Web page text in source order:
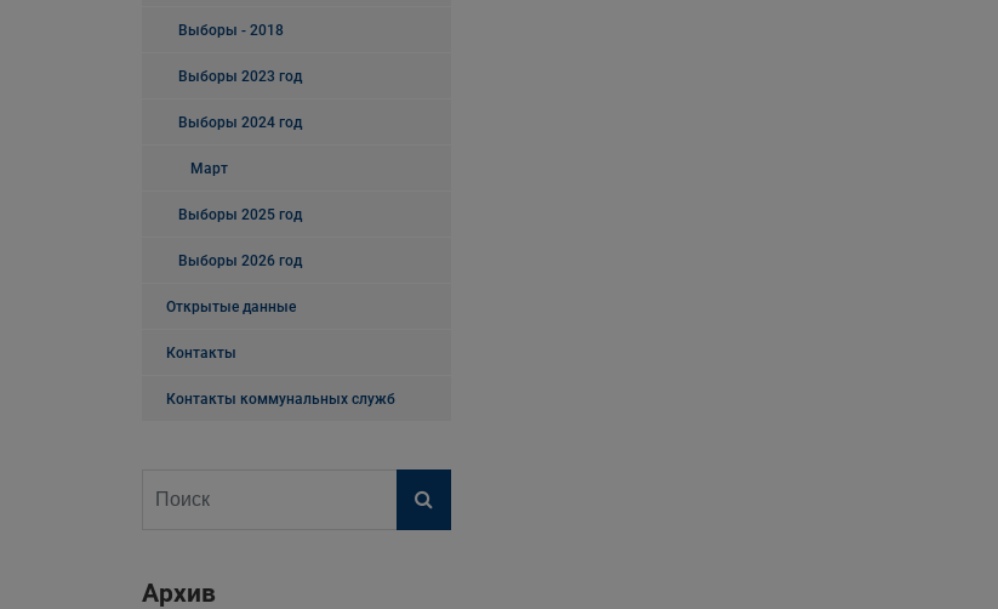
Выборы - 2018
Выборы 2023 год
Выборы 2024 год
Март
Выборы 2025 год
Выборы 2026 год
Открытые данные
Контакты
Контакты коммунальных служб
Архив